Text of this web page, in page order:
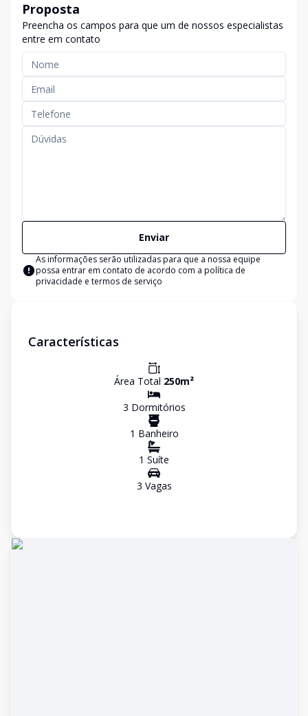
Proposta
Preencha os campos para que um de nossos especialistas
entre em contato
Enviar
As informações serão utilizadas para que a nossa equipe
possa entrar em contato de acordo com a política de
privacidade e termos de serviço
Características
Área Total 250m²
3 Dormitórios
1 Banheiro
1 Suíte
3 Vagas